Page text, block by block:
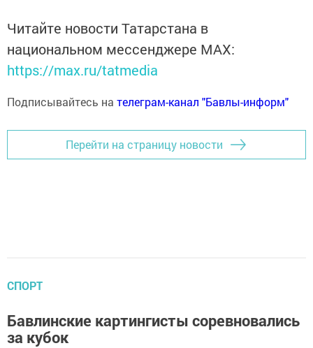
Читайте новости Татарстана в
национальном мессенджере MАХ:
https://max.ru/tatmedia
Подписывайтесь на телеграм-канал "Бавлы-информ"
Перейти на страницу новости
СПОРТ
Бавлинские картингисты соревновались
за кубок